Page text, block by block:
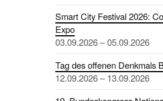
Smart City Festival 2026:
Expo
03.09.2026 – 05.09.2026
Tag des offenen Denkmals
12.09.2026 – 13.09.2026